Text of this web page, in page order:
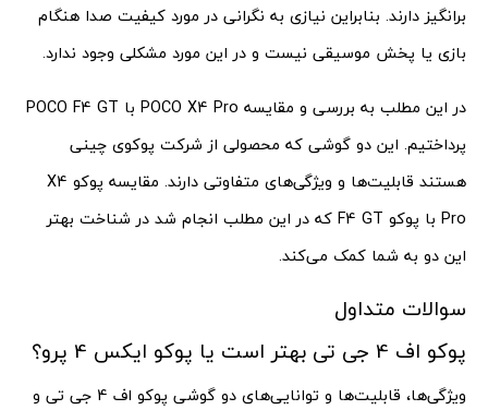
برانگیز دارند. بنابراین نیازی به نگرانی در مورد کیفیت صدا هنگام
بازی یا پخش موسیقی نیست و در این مورد مشکلی وجود ندارد.
در این مطلب به بررسی و مقایسه POCO X4 Pro با POCO F4 GT
پرداختیم. این دو گوشی که محصولی از شرکت پوکوی چینی
هستند قابلیت‌ها و ویژگی‌های متفاوتی دارند. مقایسه پوکو X4
Pro با پوکو F4 GT که در این مطلب انجام شد در شناخت بهتر
این دو به شما کمک می‌کند.
سوالات متداول
پوکو اف 4 جی تی بهتر است یا پوکو ایکس 4 پرو؟
ویژگی‌ها، قابلیت‌ها و توانایی‌های دو گوشی پوکو اف 4 جی تی و